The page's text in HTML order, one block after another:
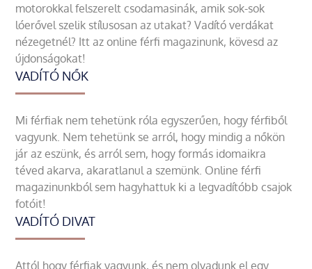
motorokkal felszerelt csodamasinák, amik sok-sok
lóerővel szelik stílusosan az utakat? Vadító verdákat
nézegetnél? Itt az online férfi magazinunk, kövesd az
újdonságokat!
VADÍTÓ NŐK
Mi férfiak nem tehetünk róla egyszerűen, hogy férfiből
vagyunk. Nem tehetünk se arról, hogy mindig a nőkön
jár az eszünk, és arról sem, hogy formás idomaikra
téved akarva, akaratlanul a szemünk. Online férfi
magazinunkból sem hagyhattuk ki a legvadítóbb csajok
fotóit!
VADÍTÓ DIVAT
Attól hogy férfiak vagyunk, és nem olvadunk el egy